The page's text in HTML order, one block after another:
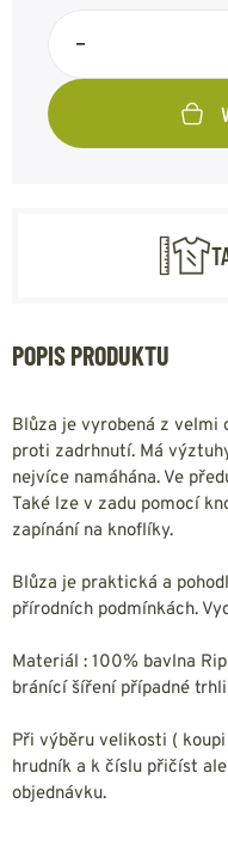
–
POPIS PRODUKTU
Blůza je vyrobená z velmi
proti zadrhnutí. Má
nejvíce namáhána. Ve
Také lze v zadu pomocí
zapínání na knoflíky.
Blůza je praktická a
přírodních podmínkách.
Materiál : 100% bavlna
bránící šíření případné
Při výběru velikosti (
hrudník a k číslu přičíst
objednávku.